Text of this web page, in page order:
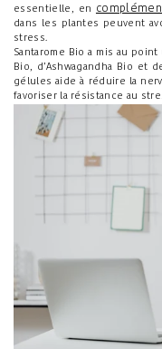
essentielle, en
dans les plantes peuvent
stress.
Santarome Bio a mis au
Bio, d’Ashwagandha Bio et
gélules aide à réduire la
favoriser la résistance au